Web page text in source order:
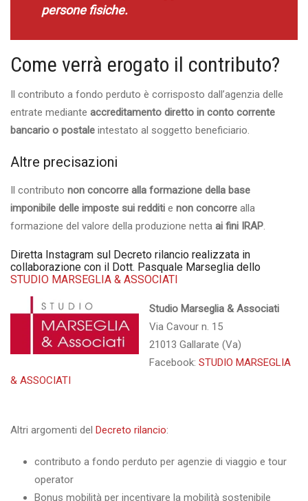
persone fisiche.
Come verrà erogato il contributo?
Il contributo a fondo perduto è corrisposto dall’agenzia delle
entrate mediante accreditamento diretto in conto corrente
bancario o postale intestato al soggetto beneficiario.
Altre precisazioni
Il contributo non concorre alla formazione della base
imponibile delle imposte sui redditi e non concorre alla
formazione del valore della produzione netta ai fini IRAP.
Diretta Instagram sul Decreto rilancio realizzata in
collaborazione con il Dott. Pasquale Marseglia dello
STUDIO MARSEGLIA & ASSOCIATI
Studio Marseglia & Associati
Via Cavour n. 15
21013 Gallarate (Va)
Facebook: STUDIO MARSEGLIA
& ASSOCIATI
Altri argomenti del Decreto rilancio:
contributo a fondo perduto per agenzie di viaggio e tour
operator
Bonus mobilità per incentivare la mobilità sostenibile